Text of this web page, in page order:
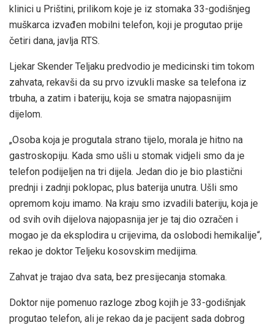
klinici u Prištini, prilikom koje je iz stomaka 33-godišnjeg
muškarca izvađen mobilni telefon, koji je progutao prije
četiri dana, javlja RTS.
Ljekar Skender Teljaku predvodio je medicinski tim tokom
zahvata, rekavši da su prvo izvukli maske sa telefona iz
trbuha, a zatim i bateriju, koja se smatra najopasnijim
dijelom.
„Osoba koja je progutala strano tijelo, morala je hitno na
gastroskopiju. Kada smo ušli u stomak vidjeli smo da je
telefon podijeljen na tri dijela. Jedan dio je bio plastični
prednji i zadnji poklopac, plus baterija unutra. Ušli smo
opremom koju imamo. Na kraju smo izvadili bateriju, koja je
od svih ovih dijelova najopasnija jer je taj dio ozračen i
mogao je da eksplodira u crijevima, da oslobodi hemikalije“,
rekao je doktor Teljeku kosovskim medijima.
Zahvat je trajao dva sata, bez presijecanja stomaka.
Doktor nije pomenuo razloge zbog kojih je 33-godišnjak
progutao telefon, ali je rekao da je pacijent sada dobrog